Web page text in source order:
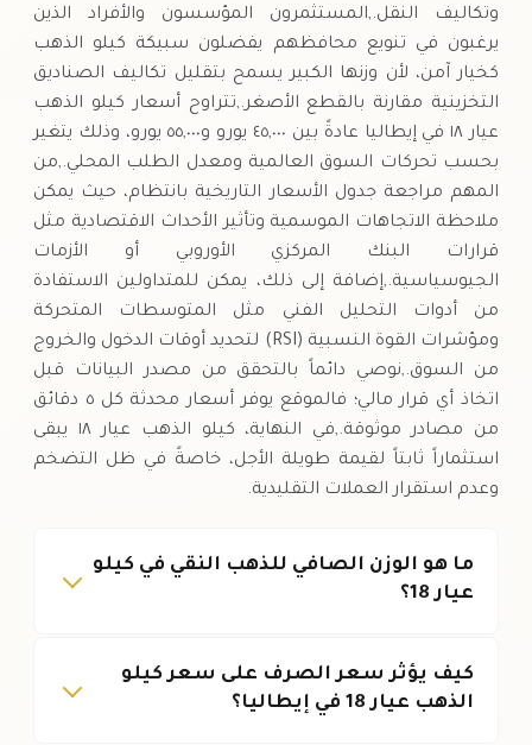
وتكاليف النقل.,المستثمرون المؤسسون والأفراد الذين
يرغبون في تنويع محافظهم يفضلون سبيكة كيلو الذهب
كخيار آمن، لأن وزنها الكبير يسمح بتقليل تكاليف الصناديق
التخزينية مقارنة بالقطع الأصغر.,تتراوح أسعار كيلو الذهب
عيار ١٨ في إيطاليا عادةً بين ٤٥,٠٠٠ يورو و٥٥,٠٠٠ يورو، وذلك يتغير
بحسب تحركات السوق العالمية ومعدل الطلب المحلي.,من
المهم مراجعة جدول الأسعار التاريخية بانتظام، حيث يمكن
ملاحظة الاتجاهات الموسمية وتأثير الأحداث الاقتصادية مثل
قرارات البنك المركزي الأوروبي أو الأزمات
الجيوسياسية.,إضافة إلى ذلك، يمكن للمتداولين الاستفادة
من أدوات التحليل الفني مثل المتوسطات المتحركة
ومؤشرات القوة النسبية (RSI) لتحديد أوقات الدخول والخروج
من السوق.,نوصي دائماً بالتحقق من مصدر البيانات قبل
اتخاذ أي قرار مالي؛ فالموقع يوفر أسعار محدثة كل ٥ دقائق
من مصادر موثوقة.,في النهاية، كيلو الذهب عيار ١٨ يبقى
استثماراً ثابتاً لقيمة طويلة الأجل، خاصةً في ظل التضخم
وعدم استقرار العملات التقليدية.
ما هو الوزن الصافي للذهب النقي في كيلو
عيار 18؟
كيف يؤثر سعر الصرف على سعر كيلو
الذهب عيار 18 في إيطاليا؟